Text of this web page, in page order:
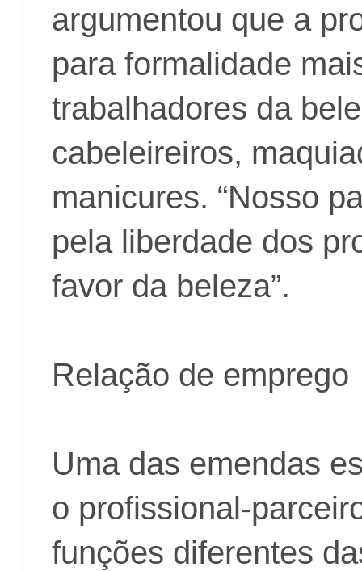
argumentou que a
para formalidade
trabalhadores da
cabeleireiros,
manicures. “Nosso
pela liberdade dos
favor da beleza”.
Relação de emprego
Uma das emendas
o profissional-
funções diferentes